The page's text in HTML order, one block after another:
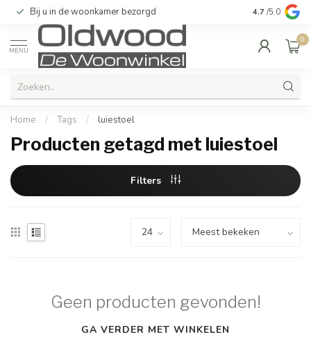
Bij u in de woonkamer bezorgd Kwaliteit &
4.7 /5.0
MENU
0
Home / Tags / luiestoel
Producten getagd met luiestoel
Filters
Geen producten gevonden!
GA VERDER MET WINKELEN